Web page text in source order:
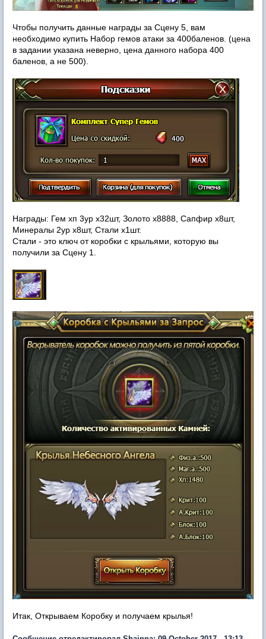
Чтобы получить данные награды за Сцену 5, вам
необходимо купить Набор гемов атаки за 400баленов. (цена
в задании указана неверно, цена данного набора 400
баленов, а не 500).
Награды: Гем хп 3ур х32шт, Золото х8888, Сапфир х8шт,
Минералы 2ур х8шт, Стали х1шт.
Стали - это ключ от коробки с крыльями, которую вы
получили за Сцену 1.
Итак, Открываем Коробку и получаем крылья!